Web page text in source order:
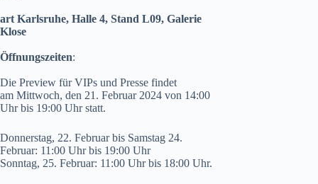
art Karlsruhe, Halle 4, Stand L09, Galerie
Klose
Öffnungszeiten:
Die Preview für VIPs und Presse findet
am Mittwoch, den 21. Februar 2024 von 14:00
Uhr bis 19:00 Uhr statt.
Donnerstag, 22. Februar bis Samstag 24.
Februar: 11:00 Uhr bis 19:00 Uhr
Sonntag, 25. Februar: 11:00 Uhr bis 18:00 Uhr.